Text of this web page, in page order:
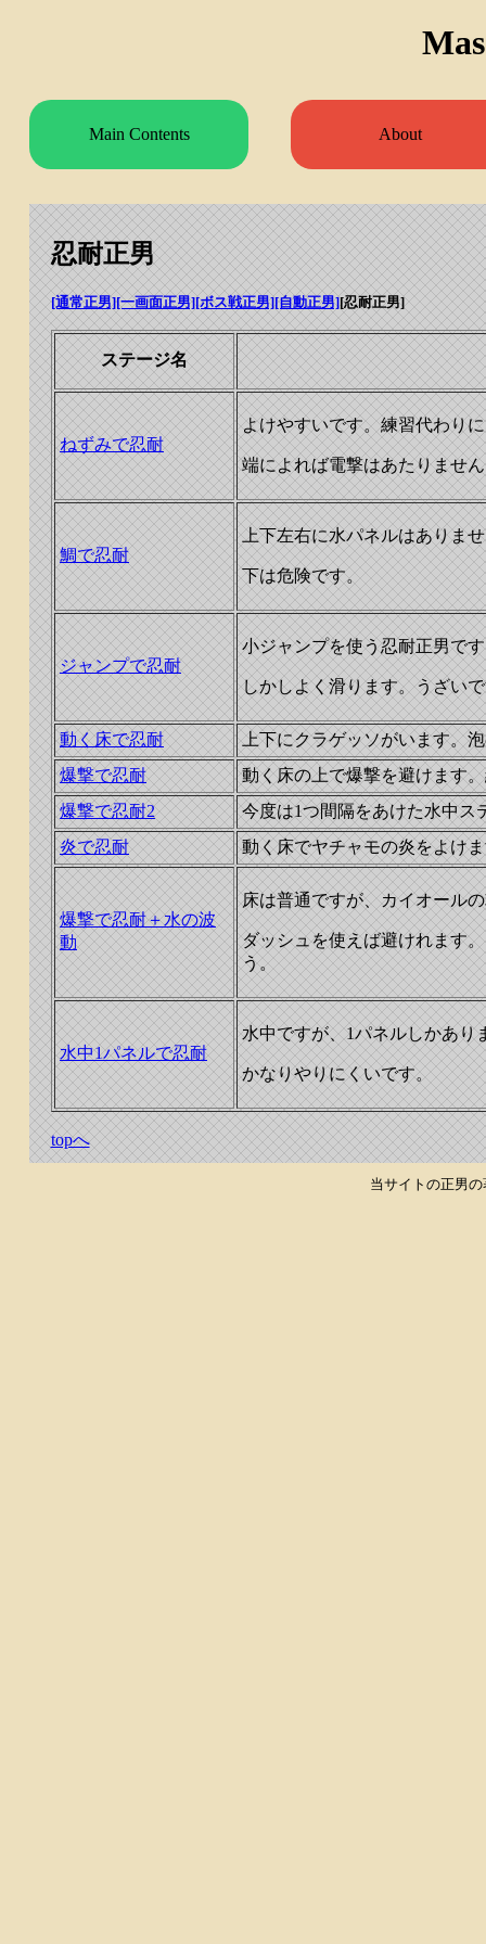
Main Contents About
忍耐正男
[通常正男][一画面正男][ボス戦正男][自動正男][忍耐正男]
ステージ名
ねずみで忍耐
よけやすいです。練習代わり
端によれば電撃はあたりませ
鯛で忍耐
上下左右に水パネルはありま
下は危険です。
ジャンプで忍耐
小ジャンプを使う忍耐正男で
しかしよく滑ります。うざい
動く床で忍耐
上下にクラゲッソがいます。
爆撃で忍耐
動く床の上で爆撃を避けます
爆撃で忍耐2
今度は1つ間隔をあけた水中ス
炎で忍耐
動く床でヤチャモの炎をよけ
爆撃で忍耐＋水の波
動
床は普通ですが、カイオール
ダッシュを使えば避けれます
う。
水中1パネルで忍耐
水中ですが、1パネルしかあり
かなりやりにくいです。
topへ
当サイトの正男